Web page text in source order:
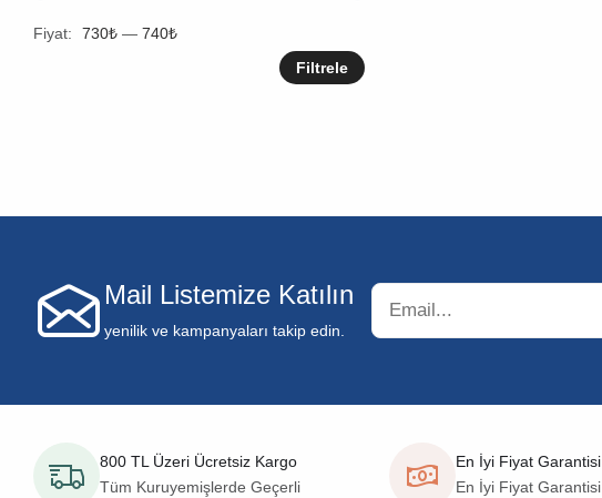
Fiyat: 730₺ — 740₺
Filtrele
Mail Listemize Katılın
yenilik ve kampanyaları takip edin.
800 TL Üzeri Ücretsiz Kargo
Tüm Kuruyemişlerde Geçerli
En İyi Fiyat Garantisi
En İyi Fiyat Garantisi